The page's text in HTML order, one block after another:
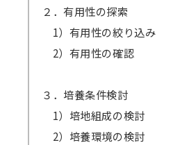
２．有用性の探索
1）有用性の絞り込み
2）有用性の確認
３．培養条件検討
1）培地組成の検討
2）培養環境の検討